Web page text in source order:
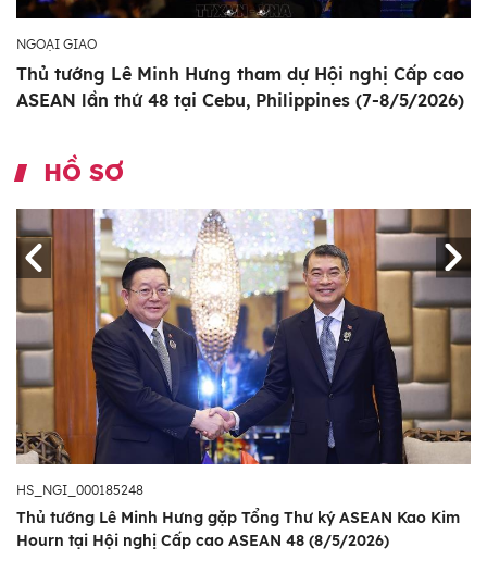
NGOẠI GIAO
Thủ tướng Lê Minh Hưng tham dự Hội nghị Cấp cao
ASEAN lần thứ 48 tại Cebu, Philippines (7-8/5/2026)
HỒ SƠ
HS_NGI_000185248
Thủ tướng Lê Minh Hưng gặp Tổng Thư ký ASEAN Kao Kim
Hourn tại Hội nghị Cấp cao ASEAN 48 (8/5/2026)